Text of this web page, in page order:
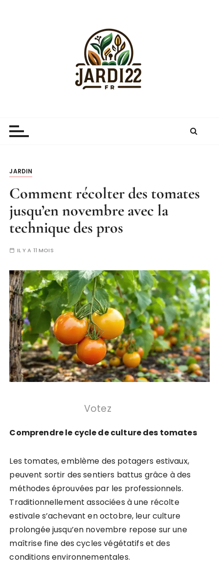
JARDIN
Comment récolter des tomates
jusqu’en novembre avec la
technique des pros
IL Y A 11 MOIS
Votez
Comprendre le cycle de culture des tomates
Les tomates, emblème des potagers estivaux,
peuvent sortir des sentiers battus grâce à des
méthodes éprouvées par les professionnels.
Traditionnellement associées à une récolte
estivale s’achevant en octobre, leur culture
prolongée jusqu’en novembre repose sur une
maîtrise fine des cycles végétatifs et des
conditions environnementales.